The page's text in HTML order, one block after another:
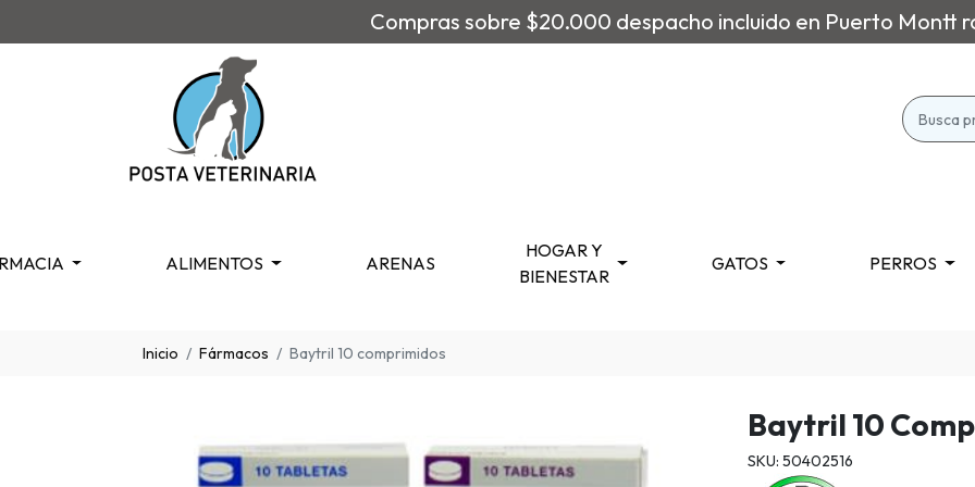
Compras sobre $20.000 despacho incluido en Puerto Montt
ALIMENTOS ARENAS
HOGAR Y
BIENESTAR
GATOS PERROS
Inicio Fármacos Baytril 10 comprimidos
Baytril 10
SKU: 50402516